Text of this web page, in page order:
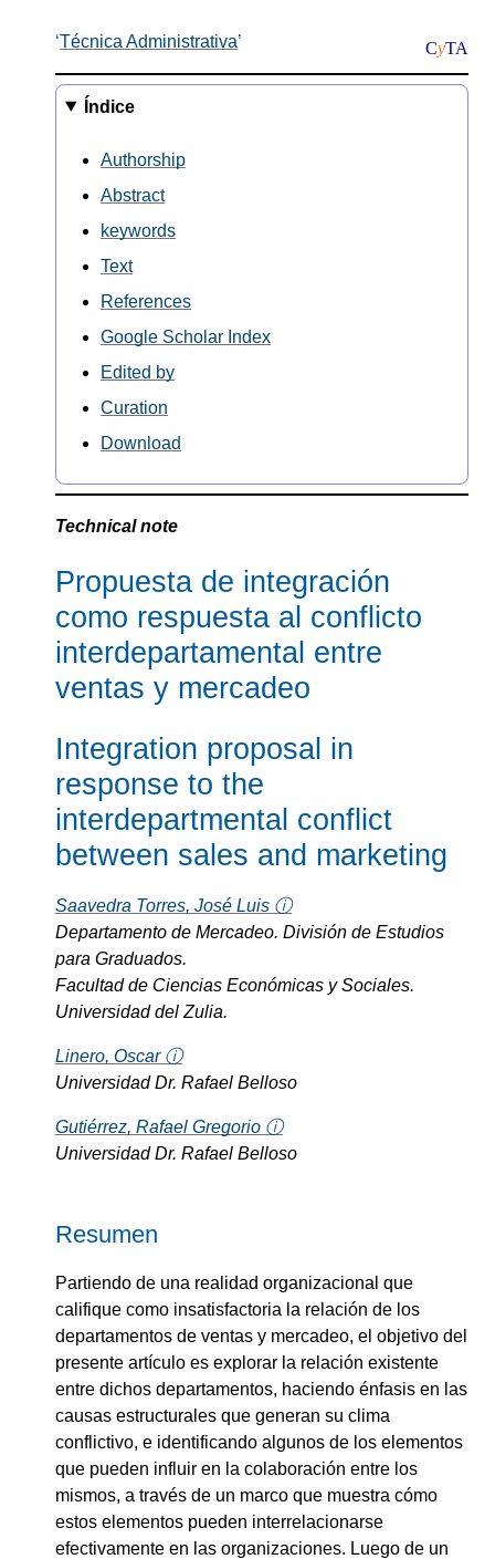
CyTA
Técnica Administrativa
Índice
Authorship
Abstract
keywords
Text
References
Google Scholar Index
Edited by
Curation
Download
Technical note
Propuesta de integración
como respuesta al conflicto
interdepartamental entre
ventas y mercadeo
Integration proposal in
response to the
interdepartmental conflict
between sales and marketing
Saavedra Torres, José Luis ⓘ
Departamento de Mercadeo. División de Estudios
para Graduados.
Facultad de Ciencias Económicas y Sociales.
Universidad del Zulia.
Linero, Oscar ⓘ
Universidad Dr. Rafael Belloso
Gutiérrez, Rafael Gregorio ⓘ
Universidad Dr. Rafael Belloso
Resumen
Partiendo de una realidad organizacional que
califique como insatisfactoria la relación de los
departamentos de ventas y mercadeo, el objetivo del
presente artículo es explorar la relación existente
entre dichos departamentos, haciendo énfasis en las
causas estructurales que generan su clima
conflictivo, e identificando algunos de los elementos
que pueden influir en la colaboración entre los
mismos, a través de un marco que muestra cómo
estos elementos pueden interrelacionarse
efectivamente en las organizaciones. Luego de un